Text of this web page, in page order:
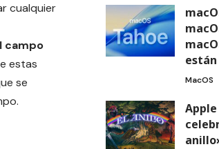
cualquier
campo
estas
se
MacOS